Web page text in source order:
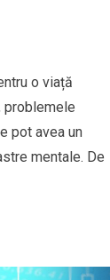
o viață
problemele
pot avea un
mentale. De